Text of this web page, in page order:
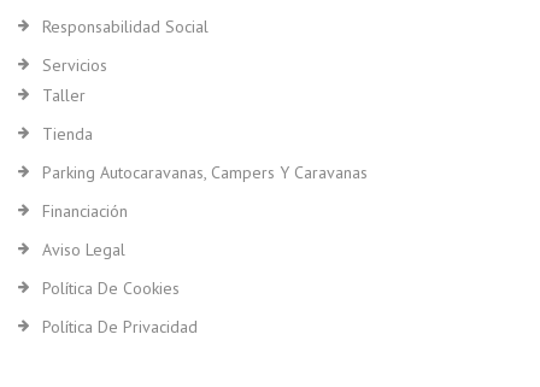
Responsabilidad Social
Servicios
Taller
Tienda
Parking Autocaravanas, Campers Y Caravanas
Financiación
Aviso Legal
Política De Cookies
Política De Privacidad